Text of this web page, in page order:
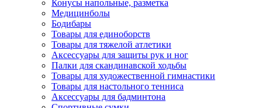
Конусы напольные, разметка
Медицинболы
Бодибары
Товары для единоборств
Товары для тяжелой атлетики
Аксессуары для защиты рук и ног
Палки для скандинавской ходьбы
Товары для художественной гимнастики
Товары для настольного тенниса
Аксессуары для бадминтона